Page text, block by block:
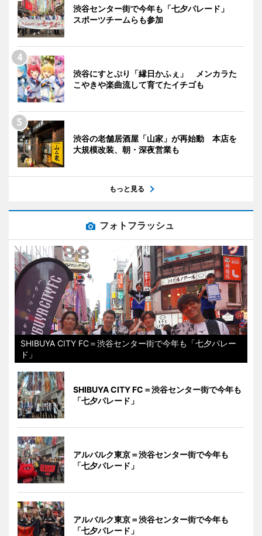
渋谷センター街で今年も「七夕パレード」
スポーツチームらも参加
渋谷にすとぷり「縁日かふぇ」 メンカラた
こやきや楽曲流して育てたイチゴも
渋谷の老舗居酒屋「山家」が再始動 本店を
大規模改装、朝・深夜営業も
もっと見る
フォトフラッシュ
SHIBUYA CITY FC＝渋谷センター街で今年も「七夕パレー
ド」
SHIBUYA CITY FC＝渋谷センター街で今年も
「七夕パレード」
アルバルク東京＝渋谷センター街で今年も
「七夕パレード」
アルバルク東京＝渋谷センター街で今年も
「七夕パレード」